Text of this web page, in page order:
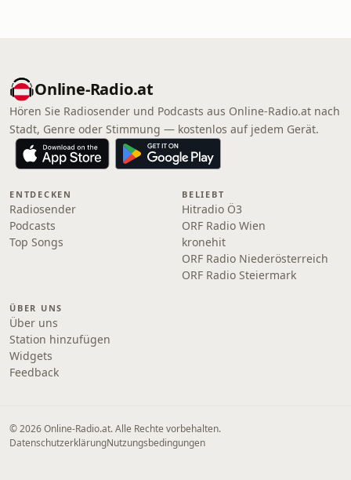
Online‑Radio.at
Hören Sie Radiosender und Podcasts aus Online‑Radio.at nach
Stadt, Genre oder Stimmung — kostenlos auf jedem Gerät.
ENTDECKEN
Radiosender
Podcasts
Top Songs
BELIEBT
Hitradio Ö3
ORF Radio Wien
kronehit
ORF Radio Niederösterreich
ORF Radio Steiermark
ÜBER UNS
Über uns
Station hinzufügen
Widgets
Feedback
© 2026 Online‑Radio.at. Alle Rechte vorbehalten.
DatenschutzerklärungNutzungsbedingungen